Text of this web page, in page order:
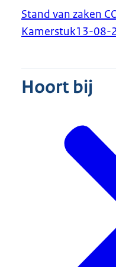
Stand van zaken
Kamerstuk13-08-
Hoort bij